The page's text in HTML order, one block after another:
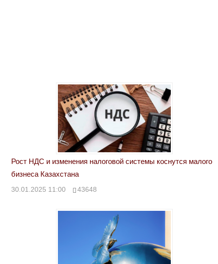
Рост НДС и изменения налоговой системы коснутся малого
бизнеса Казахстана
30.01.2025 11:00 43648